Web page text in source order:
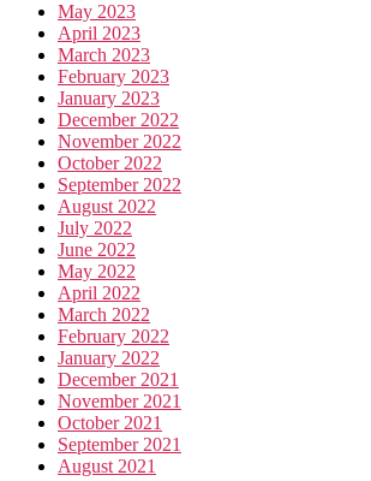
May 2023
April 2023
March 2023
February 2023
January 2023
December 2022
November 2022
October 2022
September 2022
August 2022
July 2022
June 2022
May 2022
April 2022
March 2022
February 2022
January 2022
December 2021
November 2021
October 2021
September 2021
August 2021